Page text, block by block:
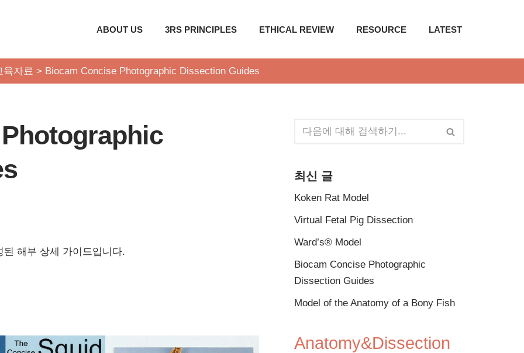
ABOUT US 3RS PRINCIPLES ETHICAL REVIEW RESOURCE LATEST
육자료 > Biocam Concise Photographic Dissection Guides
해부 상세 가이드입니다.
최신 글
Koken Rat Model
Virtual Fetal Pig Dissection
Ward’s® Model
Biocam Concise Photographic
Dissection Guides
Model of the Anatomy of a Bony Fish
Anatomy&Dissection